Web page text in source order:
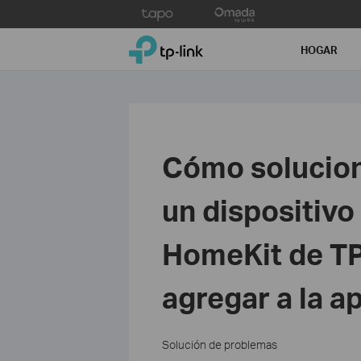
to
TP-Link, Reliably Smart HOGAR
Cómo
un
HomeKit de
agregar a la
Solución de problemas